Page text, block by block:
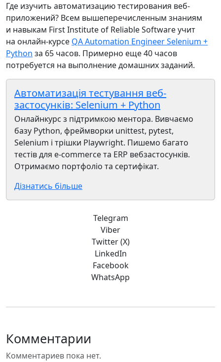
Где изучить автоматизацию тестирования веб-
приложений? Всем вышеперечисленным знаниям
и навыкам First Institute of Reliable Software учит
на онлайн-курсе QA Automation Engineer Selenium +
Python за 65 часов. Примерно еще 40 часов
потребуется на выполнение домашних заданий.
Автоматизація тестування веб-
застосунків: Selenium + Python
Онлайнкурс з підтримкою ментора. Вивчаємо
базу Python, фреймворки unittest, pytest,
Selenium і трішки Playwright. Пишемо багато
тестів для e-commerce та ERP вебзастосунків.
Отримаємо портфоліо та сертифікат.
Дізнатись більше
Telegram
Viber
Twitter (X)
LinkedIn
Facebook
WhatsApp
Комментарии
Комментариев пока нет.